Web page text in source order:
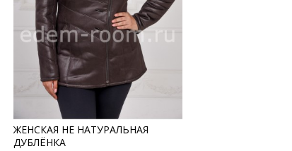
ЖЕНСКАЯ НЕ НАТУРАЛЬНАЯ
ДУБЛЁНКА